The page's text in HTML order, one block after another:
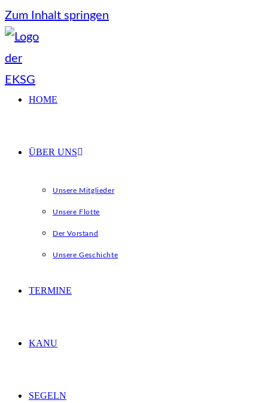
Zum Inhalt springen
HOME
ÜBER UNS
Unsere Mitglieder
Unsere Flotte
Der Vorstand
Unsere Geschichte
TERMINE
KANU
SEGELN